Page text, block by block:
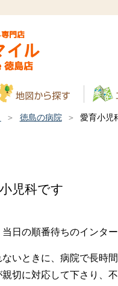
徳島の病院 愛育小児
児科です
日の順番待ちのインタ
いときに、病院で長時
切に対応して下さり、